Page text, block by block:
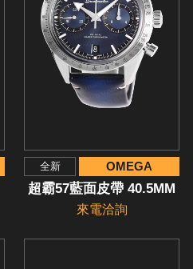
全新 OMEGA
超霸57藍面皮帶 40.5MM
來電洽詢